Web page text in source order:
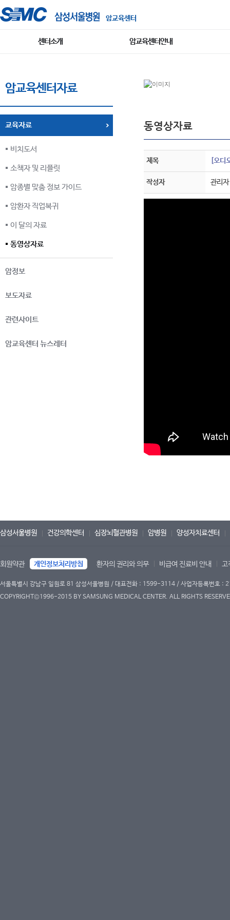
암교육센터
센터소개 암교육센터안내
암교육센터자료
교육자료
비치도서
소책자 및 리플릿
암종별 맞춤 정보 가이드
암환자 직업복귀
이 달의 자료
동영상자료
암정보
보도자료
관련사이트
암교육센터 뉴스레터
동영상자료
제목 [오디
작성자 관리자
삼성서울병원 건강의학센터 심장뇌혈관병원 암병원 양성자치료센터
회원약관 개인정보처리방침 환자의 권리와 의무 비급여 진료비 안내 고
서울특별시 강남구 일원로 81 삼성서울병원 / 대표전화 : 1599-3114 / 사업자등록번호
COPYRIGHT©1996-2015 BY SAMSUNG MEDICAL CENTER. ALL RIGHTS